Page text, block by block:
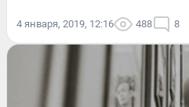
4 января, 2019, 12:16 488 8